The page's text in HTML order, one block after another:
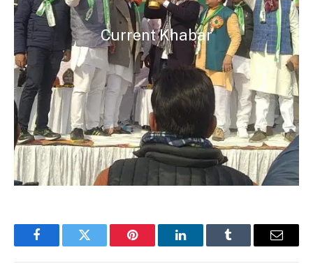
Current Khabar
FacebookTwitter Pinterest LinkedInTumblr Email